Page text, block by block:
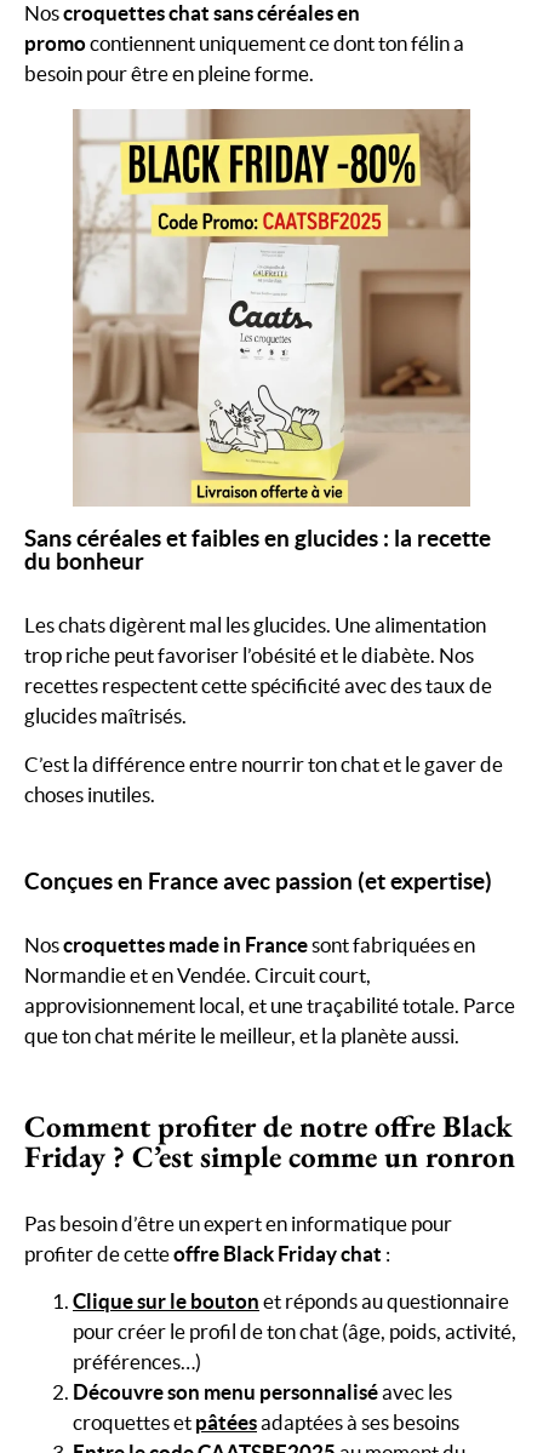
Noscroquettes chat sans céréales en
promocontiennent uniquement ce dont ton félin a
besoin pour être en pleine forme.
Sans céréales et faibles en glucides : la recette
du bonheur
Les chats digèrent mal les glucides. Une alimentation
trop riche peut favoriser l’obésité et le diabète. Nos
recettes respectent cette spécificité avec des taux de
glucides maîtrisés.
C’est la différence entre nourrir ton chat et le gaver de
choses inutiles.
Conçues en France avec passion (et expertise)
Noscroquettes made in Francesont fabriquées en
Normandie et en Vendée. Circuit court,
approvisionnement local, et une traçabilité totale. Parce
que ton chat mérite le meilleur, et la planète aussi.
Comment profiter de notre offre Black
Friday ? C’est simple comme un ronron
Pas besoin d’être un expert en informatique pour
profiter de cetteoffre Black Friday chat :
Clique sur le bouton et réponds au questionnaire
pour créer le profil de ton chat (âge, poids, activité,
préférences…)
Découvre son menu personnaliséavec les
croquettes et pâtéesadaptées à ses besoins